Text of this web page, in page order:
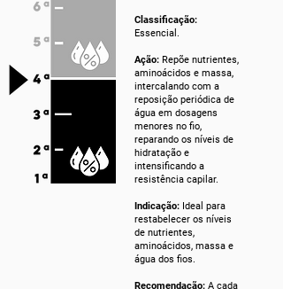
Classificação:
Essencial.
Ação: Repõe nutrientes,
aminoácidos e massa,
intercalando com a
reposição periódica de
água em dosagens
menores no fio,
reparando os níveis de
hidratação e
intensificando a
resistência capilar.
Indicação: Ideal para
restabelecer os níveis
de nutrientes,
aminoácidos, massa e
água dos fios.
Recomendação: A cada